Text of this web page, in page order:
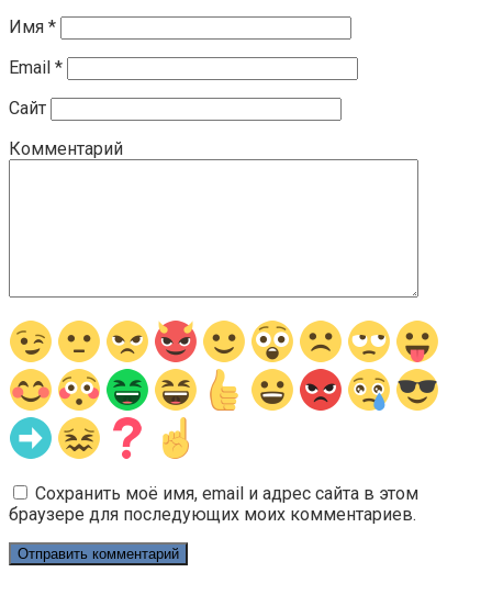
Имя *
Email *
Сайт
Комментарий
Сохранить моё имя, email и адрес сайта в этом
браузере для последующих моих комментариев.